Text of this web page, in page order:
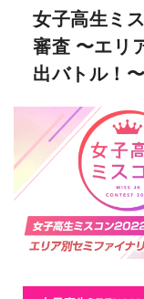
女子高生ミ
審査 〜エリ
出バトル！〜